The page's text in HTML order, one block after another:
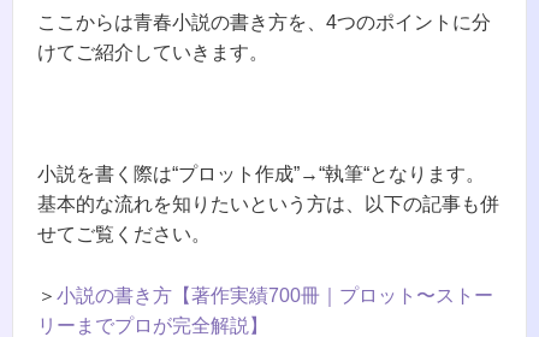
ここからは青春小説の書き方を、4つのポイントに分
けてご紹介していきます。
小説を書く際は“プロット作成”→“執筆“となります。
基本的な流れを知りたいという方は、以下の記事も併
せてご覧ください。
＞ 小説の書き方【著作実績700冊｜プロット〜ストー
リーまでプロが完全解説】